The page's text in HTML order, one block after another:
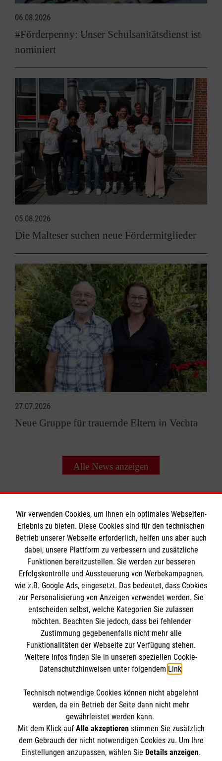
06.08.2026
#Förderpenny: Unser Schulsanitätsdienst ist
nominiert
05.08.2026
Die Malteser suchen neue Fördermitglieder
27.07.2026
Neue Gruppe für trauernde Eltern in Vechta
Alle News anzeigen
Informationen
Impressum
Datenschutz
Kontakt
Die Malteser
Malteser in Deutschland
Malteserorden
Sharepoint
Spendenkonto
Bank: Pax-Bank eG
IBAN: DE74370601201201225147
BIC: GENODED1PAX
So finden Sie uns
Trichterbecherweg 3
49429 Visbek
Der Malteser Hilfsdienst e.V. ist als eingetragene
Wir verwenden Cookies, um Ihnen ein optimales Webseiten-
Erlebnis zu bieten. Diese Cookies sind für den technischen
Betrieb unserer Webseite erforderlich, helfen uns aber auch
dabei, unsere Plattform zu verbessern und zusätzliche
Funktionen bereitzustellen. Sie werden zur besseren
Erfolgskontrolle und Aussteuerung von Werbekampagnen,
wie z.B. Google Ads, eingesetzt. Das bedeutet, dass Cookies
zur Personalisierung von Anzeigen verwendet werden. Sie
entscheiden selbst, welche Kategorien Sie zulassen
möchten. Beachten Sie jedoch, dass bei fehlender
Zustimmung gegebenenfalls nicht mehr alle
Funktionalitäten der Webseite zur Verfügung stehen.
Weitere Infos finden Sie in unseren speziellen Cookie-
Datenschutzhinweisen unter folgendem Link.
Technisch notwendige Cookies können nicht abgelehnt
werden, da ein Betrieb der Seite dann nicht mehr
gewährleistet werden kann.
Mit dem Klick auf Alle akzeptierenstimmen Sie zusätzlich
dem Gebrauch der nicht notwendigen Cookies zu. Um Ihre
Einstellungen anzupassen, wählen Sie Details anzeigen.